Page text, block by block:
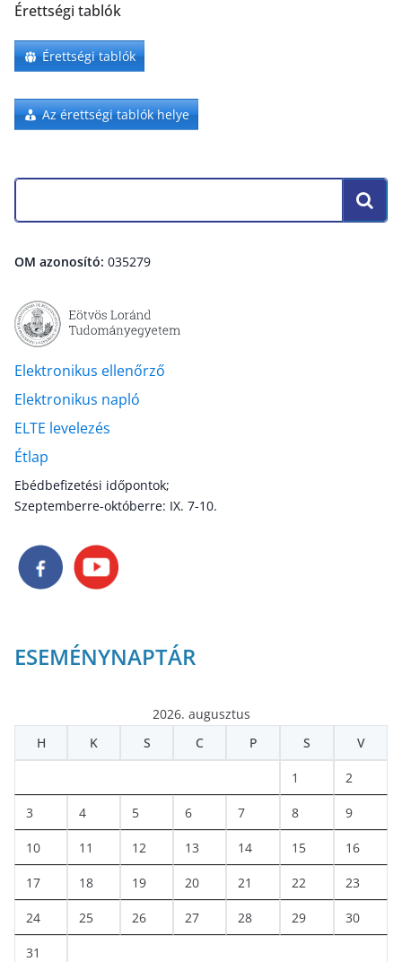
Érettségi tablók
Érettségi tablók
Az érettségi tablók helye
OM azonosító: 035279
Elektronikus ellenőrző
Elektronikus napló
ELTE levelezés
Étlap
Ebédbefizetési időpontok;
Szeptemberre-októberre: IX. 7-10.
ESEMÉNYNAPTÁR
2026. augusztus
H
K S C P S V
1 2
3 4 5 6 7 8 9
10 11 12 13 14 15 16
17 18 19 20 21 22 23
24 25 26 27 28 29 30
31